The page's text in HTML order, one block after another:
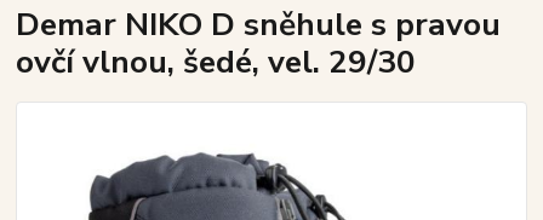
Demar NIKO D sněhule s pravou
ovčí vlnou, šedé, vel. 29/30